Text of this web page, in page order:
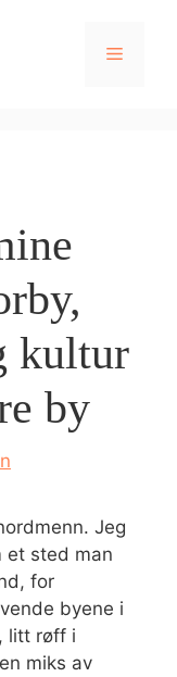
Meny
kultur
by
Jeg
et sted man
for
byene i
litt røff i
miks av